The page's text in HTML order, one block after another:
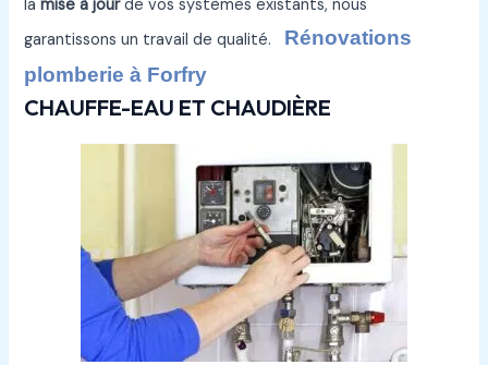
lamise à jourde vos systèmes existants, nous
garantissons un travail de qualité. Rénovations
plomberie à Forfry
CHAUFFE-EAU ET CHAUDIÈRE